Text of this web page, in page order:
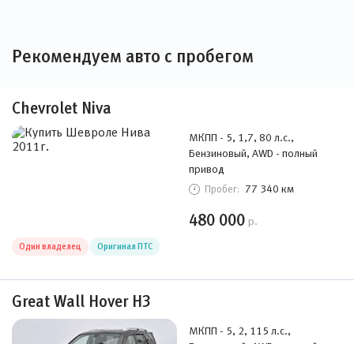
Рекомендуем авто с пробегом
Chevrolet Niva
МКПП - 5, 1,7, 80 л.с.,
Бензиновый, AWD - полный
привод
Пробег: 77 340 км
480 000 р.
Один владелец Оригинал ПТС
Great Wall Hover H3
МКПП - 5, 2, 115 л.с.,